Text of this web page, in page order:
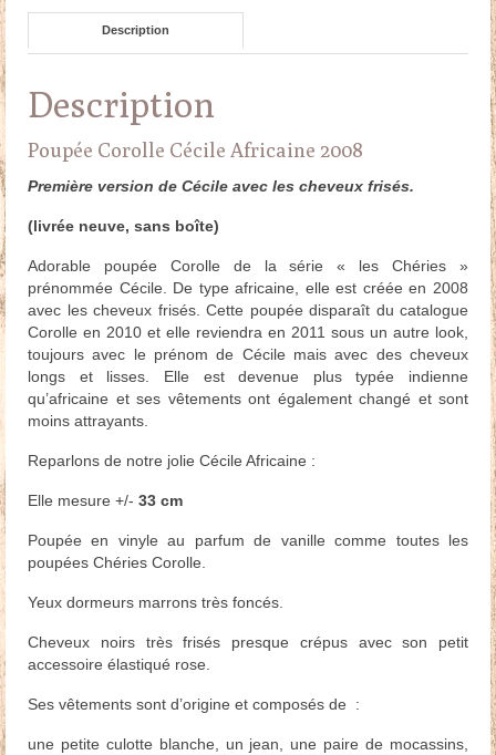
Description
Description
Poupée Corolle Cécile Africaine 2008
Première version de Cécile avec les cheveux frisés.
(livrée neuve, sans boîte)
Adorable poupée Corolle de la série « les Chéries »
prénommée Cécile. De type africaine, elle est créée en 2008
avec les cheveux frisés. Cette poupée disparaît du catalogue
Corolle en 2010 et elle reviendra en 2011 sous un autre look,
toujours avec le prénom de Cécile mais avec des cheveux
longs et lisses. Elle est devenue plus typée indienne
qu’africaine et ses vêtements ont également changé et sont
moins attrayants.
Reparlons de notre jolie Cécile Africaine :
Elle mesure +/- 33 cm
Poupée en vinyle au parfum de vanille comme toutes les
poupées Chéries Corolle.
Yeux dormeurs marrons très foncés.
Cheveux noirs très frisés presque crépus avec son petit
accessoire élastiqué rose.
Ses vêtements sont d’origine et composés de :
une petite culotte blanche, un jean, une paire de mocassins,